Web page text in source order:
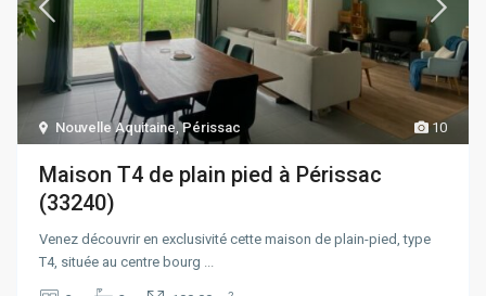
10
Nouvelle Aquitaine,Périssac
Maison T4 de plain pied à Périssac
(33240)
Venez découvrir en exclusivité cette maison de plain-pied, type
T4, située au centre bourg ...